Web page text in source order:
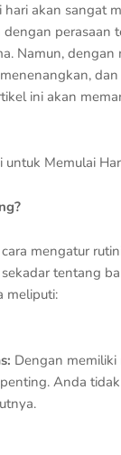
akan sangat
Namun,
ini akan
mengatur
tentang
meliputi:
Dengan
Anda